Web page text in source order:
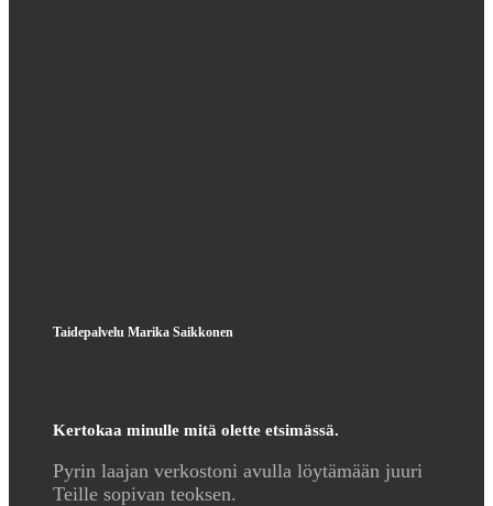
Taidepalvelu Marika Saikkonen
Kertokaa minulle mitä olette etsimässä.
Pyrin laajan verkostoni avulla löytämään juuri
Teille sopivan teoksen.